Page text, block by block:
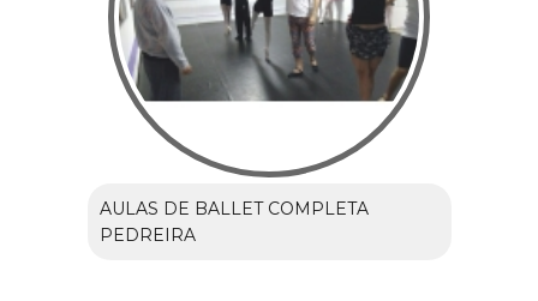
AULAS DE BALLET COMPLETA
PEDREIRA